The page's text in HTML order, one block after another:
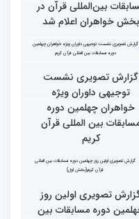
میزبانی عالی ایران برای
تجربه زیاد ایران در برگزاری
مسابقات قرآنی
جزئیات اولین روز رقابت
بخش بانوان مسابقات